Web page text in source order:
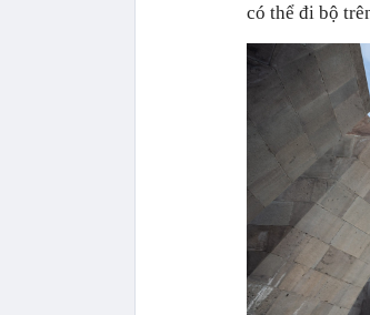
có thể đi bộ